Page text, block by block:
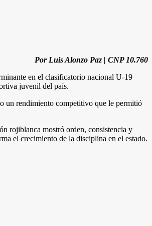
Por Luis Alonzo Paz | CNP 10.760
en el clasificatorio nacional U-19
juvenil del país.
un rendimiento competitivo que le permitió
rojiblanca mostró orden, consistencia y
el crecimiento de la disciplina en el estado.